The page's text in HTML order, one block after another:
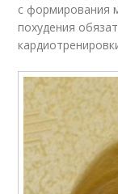
с формирования
похудения